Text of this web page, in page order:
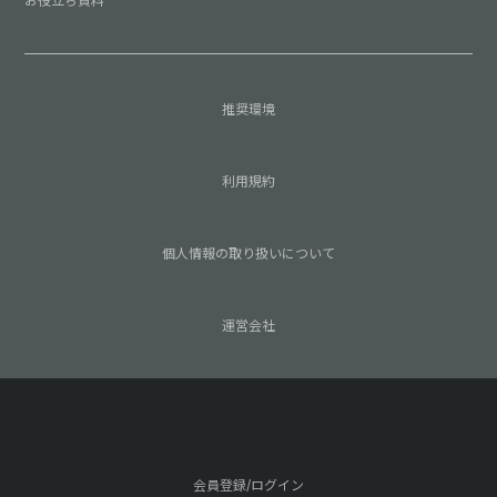
推奨環境
利用規約
個人情報の取り扱いについて
運営会社
会員登録/ログイン